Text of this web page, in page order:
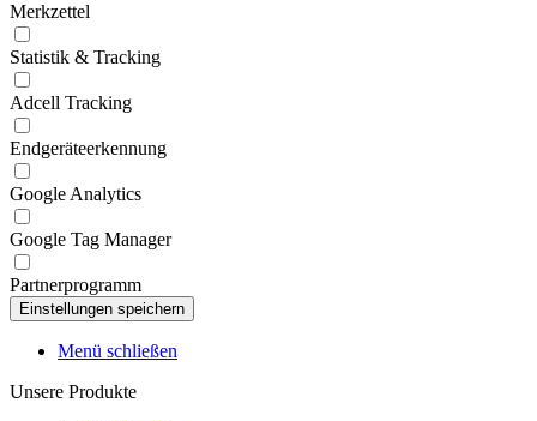
Merkzettel
Statistik & Tracking
Adcell Tracking
Endgeräteerkennung
Google Analytics
Google Tag Manager
Partnerprogramm
Menü schließen
Unsere Produkte